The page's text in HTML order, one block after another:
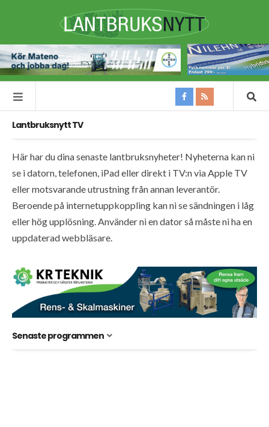
Lantbruksnytt TV
Här har du dina senaste lantbruksnyheter! Nyheterna kan ni
se i datorn, telefonen, iPad eller direkt i TV:n via Apple TV
eller motsvarande utrustning från annan leverantör.
Beroende på internetuppkoppling kan ni se sändningen i låg
eller hög upplösning. Använder ni en dator så måste ni ha en
uppdaterad webbläsare.
Senaste programmen